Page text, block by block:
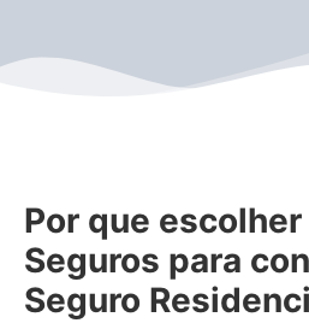
Por que
Seguros para
Seguro